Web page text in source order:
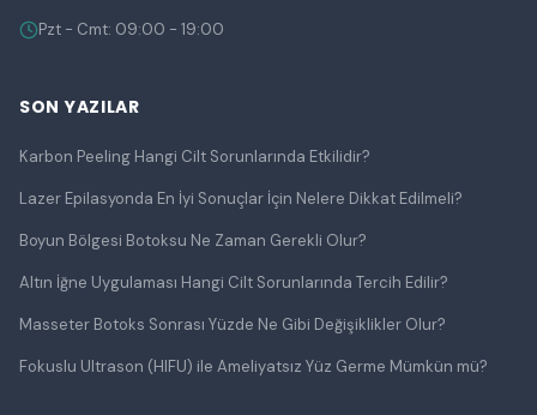
Pzt - Cmt: 09:00 - 19:00
SON YAZILAR
Karbon Peeling Hangi Cilt Sorunlarında Etkilidir?
Lazer Epilasyonda En İyi Sonuçlar İçin Nelere Dikkat Edilmeli?
Boyun Bölgesi Botoksu Ne Zaman Gerekli Olur?
Altın İğne Uygulaması Hangi Cilt Sorunlarında Tercih Edilir?
Masseter Botoks Sonrası Yüzde Ne Gibi Değişiklikler Olur?
Fokuslu Ultrason (HIFU) ile Ameliyatsız Yüz Germe Mümkün mü?